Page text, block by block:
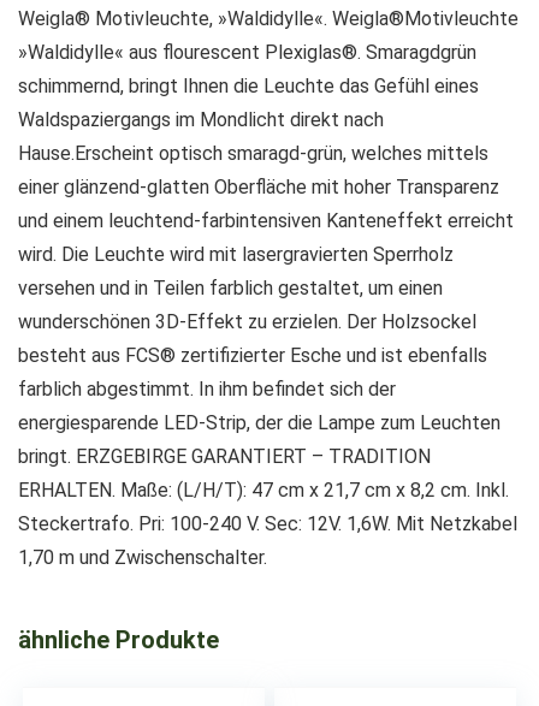
Weigla® Motivleuchte, »Waldidylle«. Weigla®Motivleuchte
»Waldidylle« aus flourescent Plexiglas®. Smaragdgrün
schimmernd, bringt Ihnen die Leuchte das Gefühl eines
Waldspaziergangs im Mondlicht direkt nach
Hause.Erscheint optisch smaragd-grün, welches mittels
einer glänzend-glatten Oberfläche mit hoher Transparenz
und einem leuchtend-farbintensiven Kanteneffekt erreicht
wird. Die Leuchte wird mit lasergravierten Sperrholz
versehen und in Teilen farblich gestaltet, um einen
wunderschönen 3D-Effekt zu erzielen. Der Holzsockel
besteht aus FCS® zertifizierter Esche und ist ebenfalls
farblich abgestimmt. In ihm befindet sich der
energiesparende LED-Strip, der die Lampe zum Leuchten
bringt. ERZGEBIRGE GARANTIERT – TRADITION
ERHALTEN. Maße: (L/H/T): 47 cm x 21,7 cm x 8,2 cm. Inkl.
Steckertrafo. Pri: 100-240 V. Sec: 12V. 1,6W. Mit Netzkabel
1,70 m und Zwischenschalter.
ähnliche Produkte